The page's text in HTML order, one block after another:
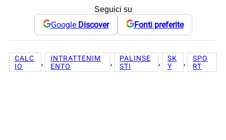
Seguici su
Google Discover Fonti preferite
CALC
IO
,
INTRATTENIM
ENTO
,
PALINSE
STI
,
SK
Y
,
SPO
RT